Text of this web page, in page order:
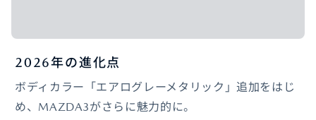
2026年の進化点
ボディカラー「エアログレーメタリック」追加をはじ
め、MAZDA3がさらに魅力的に。